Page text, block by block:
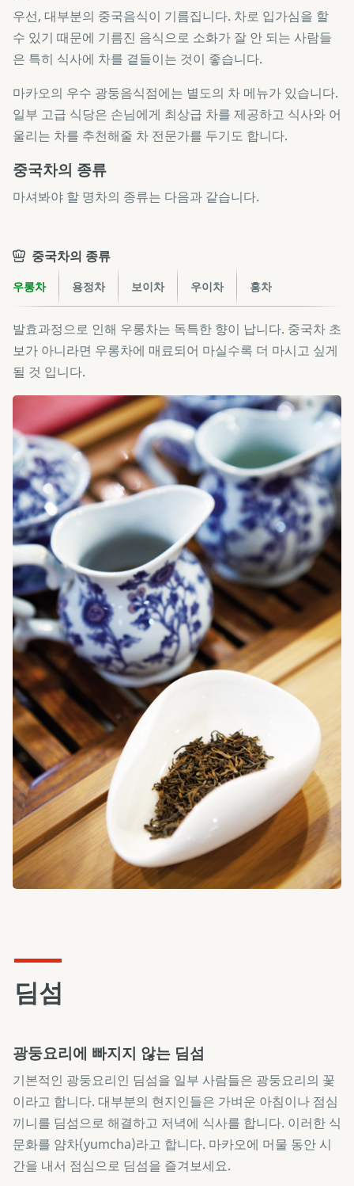
우선, 대부분의 중국음식이 기름집니다. 차로 입가심을 할
수 있기 때문에 기름진 음식으로 소화가 잘 안 되는 사람들
은 특히 식사에 차를 곁들이는 것이 좋습니다.
마카오의 우수 광둥음식점에는 별도의 차 메뉴가 있습니다.
일부 고급 식당은 손님에게 최상급 차를 제공하고 식사와 어
울리는 차를 추천해줄 차 전문가를 두기도 합니다.
중국차의 종류
마셔봐야 할 명차의 종류는 다음과 같습니다.
중국차의 종류
우롱차 용정차 보이차 우이차 홍차
발효과정으로 인해 우롱차는 독특한 향이 납니다. 중국차 초
보가 아니라면 우롱차에 매료되어 마실수록 더 마시고 싶게
될 것 입니다.
딤섬
광둥요리에 빠지지 않는 딤섬
기본적인 광둥요리인 딤섬을 일부 사람들은 광둥요리의 꽃
이라고 합니다. 대부분의 현지인들은 가벼운 아침이나 점심
끼니를 딤섬으로 해결하고 저녁에 식사를 합니다. 이러한 식
문화를 얌차(yumcha)라고 합니다. 마카오에 머물 동안 시
간을 내서 점심으로 딤섬을 즐겨보세요.